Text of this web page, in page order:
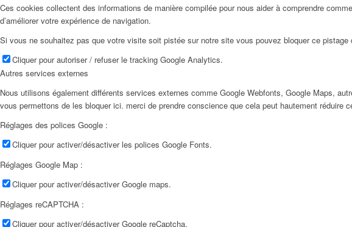
Ces cookies collectent des informations de manière compilée pour nous aider à comprendre
d’améliorer votre expérience de navigation.
Si vous ne souhaitez pas que votre visite soit pistée sur notre site vous pouvez bloquer ce pistage
Cliquer pour autoriser / refuser le tracking Google Analytics.
Autres services externes
Nous utilisons également différents services externes comme Google Webfonts, Google Maps,
vous permettons de les bloquer ici. merci de prendre conscience que cela peut hautement
Réglages des polices Google :
Cliquer pour activer/désactiver les polices Google Fonts.
Réglages Google Map :
Cliquer pour activer/désactiver Google maps.
Réglages reCAPTCHA :
Cliquer pour activer/désactiver Google reCaptcha.